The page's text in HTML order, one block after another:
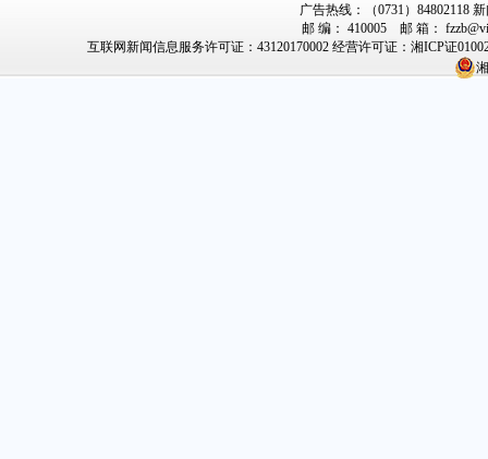
广告热线：（0731）84802118
邮 编： 410005 邮 箱：
互联网新闻信息服务许可证：43120170002经营许可证：湘ICP证